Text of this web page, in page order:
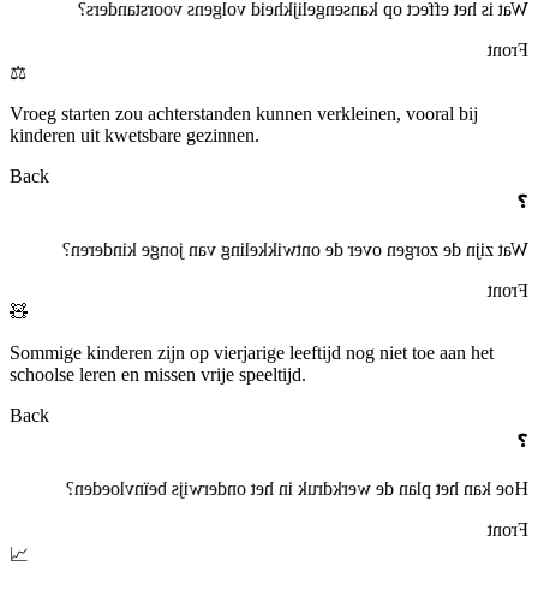
Wat is het effect op kansengelijkheid volgens voorstanders?
Front
⚖️
Vroeg starten zou achterstanden kunnen verkleinen, vooral bij
kinderen uit kwetsbare gezinnen.
Back
❓
Wat zijn de zorgen over de ontwikkeling van jonge kinderen?
Front
🧸
Sommige kinderen zijn op vierjarige leeftijd nog niet toe aan het
schoolse leren en missen vrije speeltijd.
Back
❓
Hoe kan het plan de werkdruk in het onderwijs beïnvloeden?
Front
📈